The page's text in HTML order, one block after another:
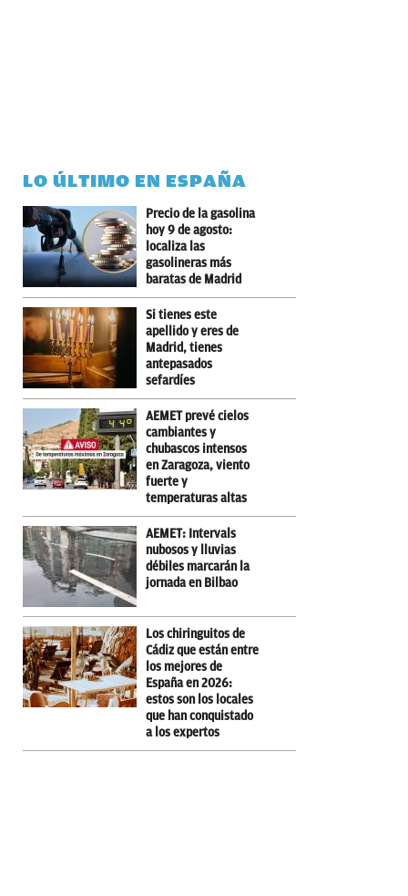
LO ÚLTIMO EN ESPAÑA
Precio de la gasolina
hoy 9 de agosto:
localiza las
gasolineras más
baratas de Madrid
Si tienes este
apellido y eres de
Madrid, tienes
antepasados
sefardíes
AEMET prevé cielos
cambiantes y
chubascos intensos
en Zaragoza, viento
fuerte y
temperaturas altas
AEMET: Intervals
nubosos y lluvias
débiles marcarán la
jornada en Bilbao
Los chiringuitos de
Cádiz que están entre
los mejores de
España en 2026:
estos son los locales
que han conquistado
a los expertos